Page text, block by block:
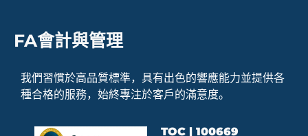
FA會計與管理
我們習慣於高品質標準，具有出色的響應能力並提供各
種合格的服務，始終專注於客戶的滿意度。
TOC | 100669